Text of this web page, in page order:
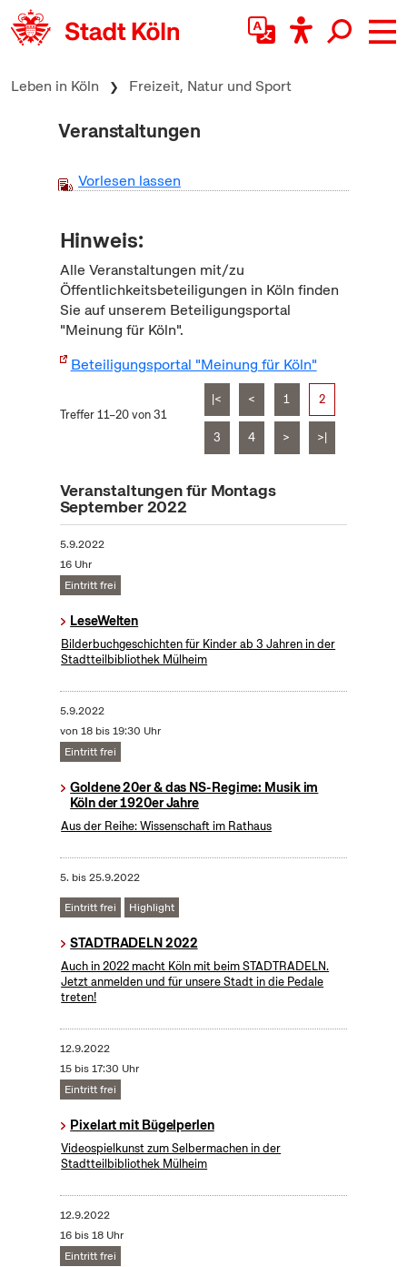
zum Inhalt springen
Leben in Köln Freizeit, Natur und Sport
Veranstaltungen
Vorlesen lassen
Hinweis:
Alle Veranstaltungen mit/zu
Öffentlichkeitsbeteiligungen in Köln finden
Sie auf unserem Beteiligungsportal
"Meinung für Köln".
Beteiligungsportal "Meinung für Köln"
Treffer 11–20 von 31
|< < 1 2
3 4 > >|
Veranstaltungen für Montags
September 2022
5.9.2022
16 Uhr
Eintritt frei
LeseWelten
Bilderbuchgeschichten für Kinder ab 3 Jahren in der
Stadtteilbibliothek Mülheim
5.9.2022
von 18 bis 19:30 Uhr
Eintritt frei
Goldene 20er & das NS-Regime: Musik im
Köln der 1920er Jahre
Aus der Reihe: Wissenschaft im Rathaus
5. bis25.9.2022
Eintritt frei Highlight
STADTRADELN 2022
Auch in 2022 macht Köln mit beim STADTRADELN.
Jetzt anmelden und für unsere Stadt in die Pedale
treten!
12.9.2022
15 bis 17:30 Uhr
Eintritt frei
Pixelart mit Bügelperlen
Videospielkunst zum Selbermachen in der
Stadtteilbibliothek Mülheim
12.9.2022
16 bis 18 Uhr
Eintritt frei